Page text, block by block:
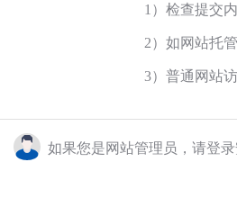
1）检查提交
2）如网站托
3）普通网站
如果您是网站管理员，请登